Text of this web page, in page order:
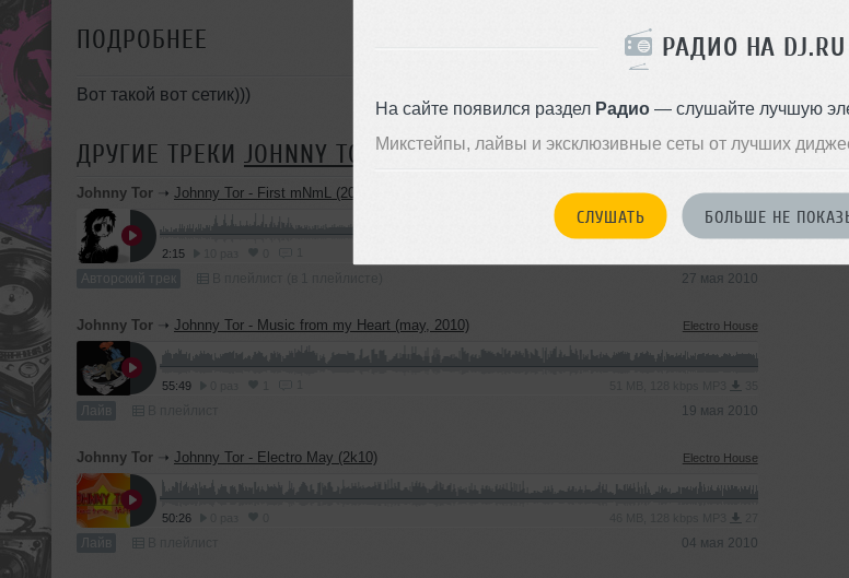
РАДИО НА DJ.RU
На сайте появился раздел Радио— слушайте лучшую
Микстейпы, лайвы и эксклюзивные сеты от лучших
СЛУШАТЬ БОЛЬШЕ НЕ
ПОДРОБНЕЕ
Вот такой вот сетик)))
ДРУГИЕ ТРЕКИ JOHNNY TOR
Johnny Tor ➝ Johnny Tor - First mNmL (2010) Minimal Techno
2:15
Авторский трек 27 мая 2010
Johnny Tor ➝ Johnny Tor - Music from my Heart (may, 2010) Electro House
55:49
Лайв 19 мая 2010
Johnny Tor ➝ Johnny Tor - Electro May (2k10) Electro House
50:26
Лайв 04 мая 2010